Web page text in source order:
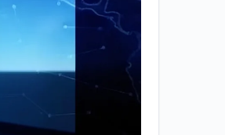
اليمن
والعالم
لحظة
بلحظة